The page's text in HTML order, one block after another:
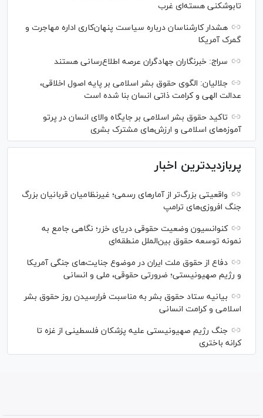
تابوشکنی هسته‌ای غرب
هشدار کارشناسان درباره سیاست پنهان‌کاری اداره مهاجرت و
گمرک آمریکا
سراج: خبرنگاران جهادگران عرصه اطلاع‌رسانی هستند
جلالیان: الگوی حقوق بشر اسلامی بر پایه اصول اخلاقی،
عدالت الهی و کرامت ذاتی انسان بنا شده است
تاکید حقوق بشر اسلامی بر جایگاه والای انسان در پرتو
آموزه‌های اسلامی و ارزش‌های مشترک بشری
پربازدیدترین اخبار
واقعیتی بزرگ‌تر از آمار‌های رسمی؛ غیرنظامیان قربانیان بزرگ
جنگ افروزی‌های ترامپ
کنوانسیون وضعیت حقوقی دریای خزر؛ نگاهی جامع به
نمونه توسعه حقوق بین‌الملل منطقه‌ای
دفاع از حقوق ملت ایران در موضوع جنایت‌های جنگی آمریکا
و رژیم صهیونیستی؛ ضرورتی حقوقی، ملی و انسانی
بیانیه ستاد حقوق بشر به مناسبت فرارسیدن روز حقوق بشر
اسلامی و کرامت انسانی
جنگ رژیم صهیونیستی علیه پزشکان فلسطینی از غزه تا
کرانه باختری